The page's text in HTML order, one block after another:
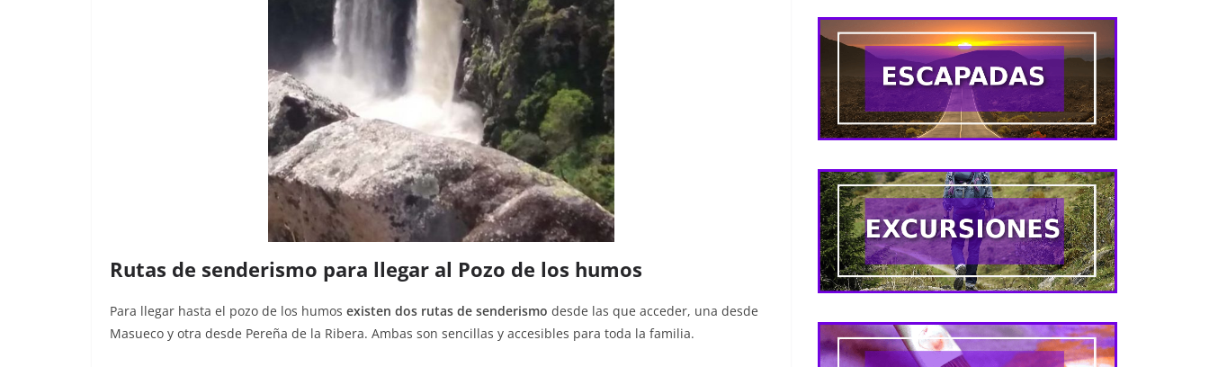
Rutas de senderismo para llegar al Pozo de los humos
Para llegar hasta el pozo de los humos existen dos rutas de senderismo desde las que acceder, una desde
Masueco y otra desde Pereña de la Ribera. Ambas son sencillas y accesibles para toda la familia.